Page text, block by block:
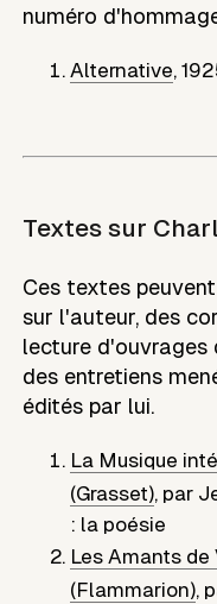
numéro
Alternative,
Textes sur
Ces textes
sur l'auteur, des
lecture d'ouvrages
des entretiens
édités par lui.
La Musique
(Grasset), par
: la poésie
Les Amants de
(Flammarion),